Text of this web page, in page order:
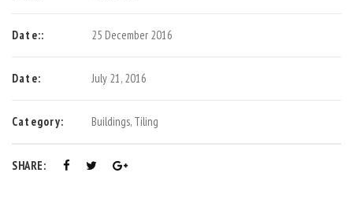
Date:: 25 December 2016
Date: July 21, 2016
Category: Buildings, Tiling
SHARE: